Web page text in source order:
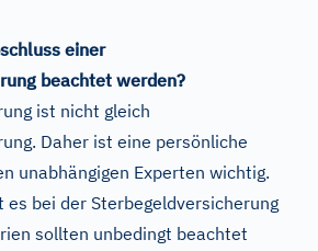
einer
beachtet werden?
ist nicht gleich
Daher ist eine persönliche
unabhängigen Experten wichtig.
es bei der Sterbegeldversicherung
sollten unbedingt beachtet